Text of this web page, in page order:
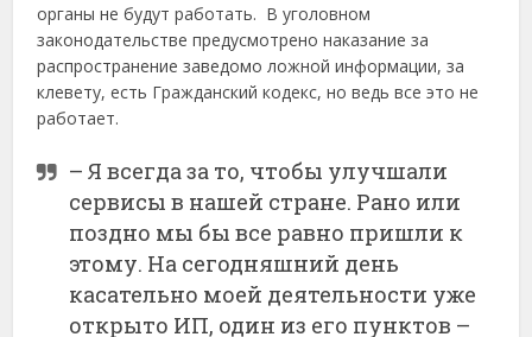
органы не будут работать. В уголовном
законодательстве предусмотрено наказание за
распространение заведомо ложной информации, за
клевету, есть Гражданский кодекс, но ведь все это не
работает.
– Я всегда за то, чтобы улучшали
сервисы в нашей стране. Рано или
поздно мы бы все равно пришли к
этому. На сегодняшний день
касательно моей деятельности уже
открыто ИП, один из его пунктов –